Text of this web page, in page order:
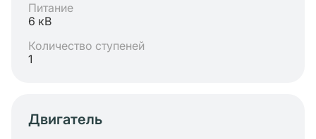
Питание
6 кВ
Количество ступеней
1
Двигатель